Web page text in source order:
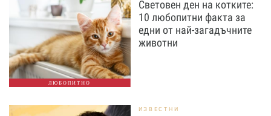
ЛЮБОПИТНО
Световен ден на котките:
10 любопитни факта за
едни от най-загадъчните
животни
ИЗВЕСТНИ